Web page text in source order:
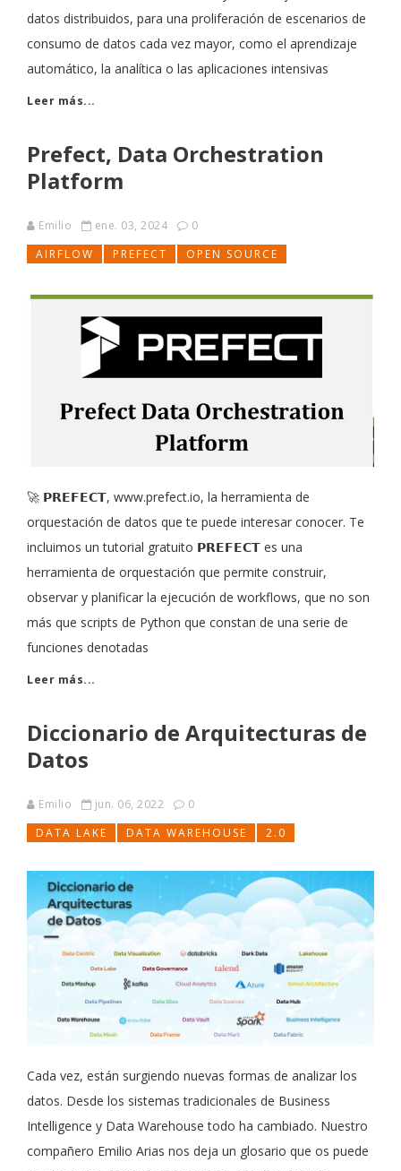
datos distribuidos, para una proliferación de escenarios de
consumo de datos cada vez mayor, como el aprendizaje
automático, la analítica o las aplicaciones intensivas
Leer más...
Prefect, Data Orchestration
Platform
Emilio ene. 03, 2024
0
AIRFLOW
PREFECT OPEN SOURCE
🚀 𝗣𝗥𝗘𝗙𝗘𝗖𝗧, www.prefect.io, la herramienta de
orquestación de datos que te puede interesar conocer. Te
incluimos un tutorial gratuito 𝗣𝗥𝗘𝗙𝗘𝗖𝗧 es una
herramienta de orquestación que permite construir,
observar y planificar la ejecución de workflows, que no son
más que scripts de Python que constan de una serie de
funciones denotadas
Leer más...
Diccionario de Arquitecturas de
Datos
Emilio jun. 06, 2022
0
DATA LAKE
DATA WAREHOUSE 2.0
Cada vez, están surgiendo nuevas formas de analizar los
datos. Desde los sistemas tradicionales de Business
Intelligence y Data Warehouse todo ha cambiado. Nuestro
compañero Emilio Arias nos deja un glosario que os puede